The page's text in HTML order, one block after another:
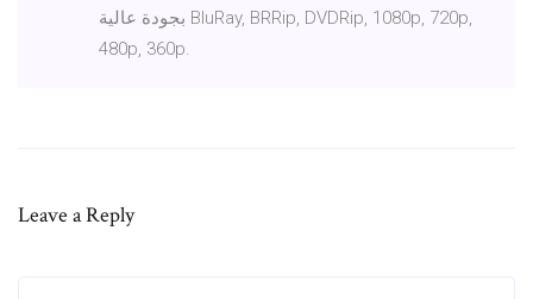
بجودة عالية BluRay, BRRip, DVDRip, 1080p, 720p,
480p, 360p.
Leave a Reply